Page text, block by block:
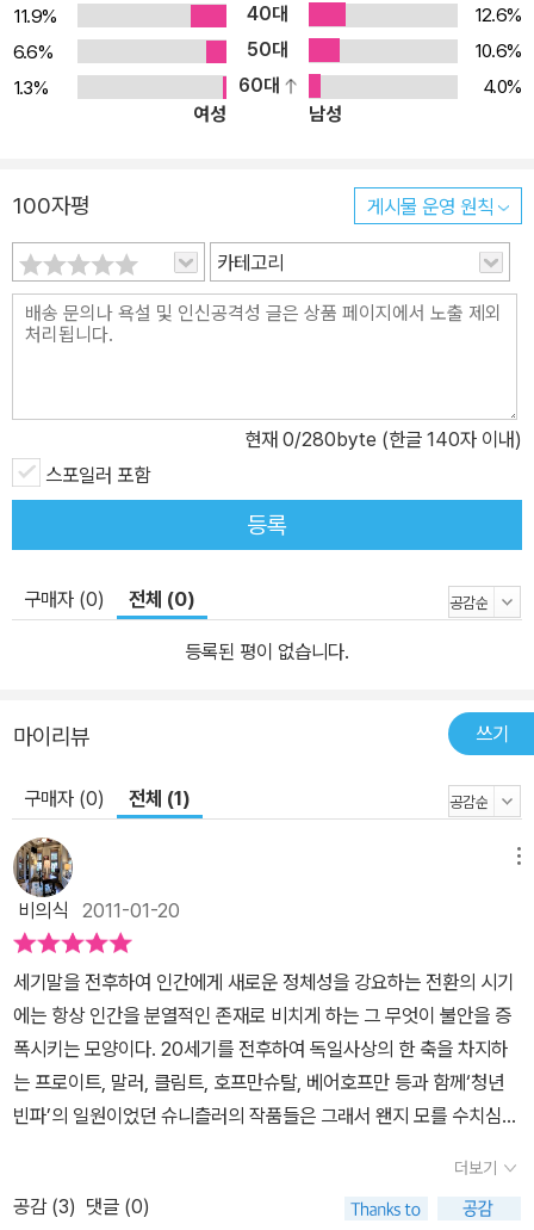
와이드 셧>이라는 제목으로 영화화하는 등 오늘날까지 끊임없이 재
해석되고 있다. 무의식에 감춰진 에로스의 욕망꿈과 현실을 넘나드는
세기말의 판타지!불멸의 남성성의 상징, 카사노바의 노년 이야기 「카
사노바의 귀향」1917년 출간된 「카사노바의 귀향」은 추방당했던 카사
는 2박 3일, 베네치아로 가는 이틀 밤낮의 여정, 베네치아에서 맞이하
는 첫날을 그리고 있다. 이 작품에서는 영원한 젊음의 상징이자 여자
들의 로망인 카사노바의 모습은 배경에 머물고, 나이 들어 낙담하고
몰락하여 실존의 위기에 처한 카사노바의 모습이 주된 골격을 이룬
다. 젊음을 잃고 정체성을 상실해가는 카사노바의 모습을 인간적·도
덕적·사회적 측면에서 다각도로 다루며, 늙어가는 것에 대한 상심을
변하는 카사노바를 통해 특히 인상적으로 묘사된다. 꿈 같은 현실, 현
실 같은 꿈을 통해 깨닫는 사랑 「꿈의 노벨레」노벨레(Novelle)는 하
나의 갈등 구조를 정점까지 고조시키는 드라마적 구조를 갖는 산문이
나 운문을 말한다.‘노벨레’라는 명칭이 제목에 붙은 것은 이 작품이 극
적인 단일 구조를 갖기 때문이다. 이 작품은 남편 프리돌린이 겪는 꿈
같은 현실과, 아내 알베르티네의 현실 같은 꿈이 각각 정점을 향해 치
닫는 이중 구조로 이루어져 있다. 영화 <아이즈 와이드 셧>의 원작인
이 작품은 겉으로는 화목해 보이는 가정 안에서 남편과 아내의 내밀
기반을 둔 부부관계가 사랑의 내적 결속에 이르지 못하고 얼마나 깨
지기 쉬운지 알 수 있게 해준다. 세기 전환기를 살아가는 개인의 운명
을 심리학적 관점에서 묘사하는 단편들을 썼던 슈니츨러는 이 두 작
품으로 빈에서 영위되는 세기말적인 애욕의 세계를 정신분석을 통해
탁월하게 묘사했다.
11.9%
40대
12.6%
6.6%
50대
10.6%
1.3%
60대
4.0%
여성
남성
100자평 게시물 운영 원칙
카테고리
현재 0/280byte (한글 140자 이내)
스포일러 포함
등록
구매자 (0) 전체 (0)
등록된 평이 없습니다.
마이리뷰 쓰기
구매자 (0) 전체 (1)
비의식 2011-01-20
세기말을 전후하여 인간에게 새로운 정체성을 강요하는 전환의 시기
에는 항상 인간을 분열적인 존재로 비치게 하는 그 무엇이 불안을 증
폭시키는 모양이다. 20세기를 전후하여 독일사상의 한 축을 차지하
는 프로이트, 말러, 클림트, 호프만슈탈, 베어호프만 등과 함께‘청년
빈파’의 일원이었던 슈니츨러의 작품들은 그래서 왠지 모를 수치심과
집은 젊고 자유분방한 욕망의 화신으로서의 카사노바가 아니라 노회
하고 영락한 카사노바를 그리고 있는가하면, 제도적 결혼의 내밀한
더보기
공감 (3) 댓글 (0)